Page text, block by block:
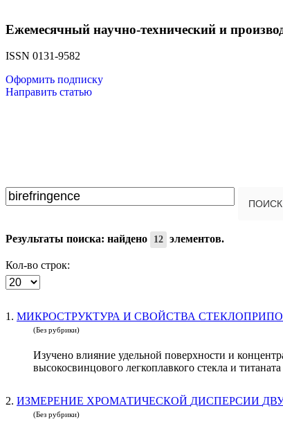
Ежемесячный научно-технический и
ISSN 0131-9582
Оформить подписку
Направить статью
Введите текст для поиска...
ПОИСК
Результаты поиска: найдено 12 элементов.
Кол-во строк:
1.
(Без рубрики)
Изучено влияние удельной поверхности и
высокосвинцового легкоплавкого стекла и титаната
2.
(Без рубрики)